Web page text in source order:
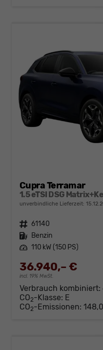
Cupra Terramar
unverbindliche Lieferzeit:
Fahrzeugnr. 61140
Kraftstoff Benzin
Leistung 110 kW (150 PS)
36.940,– €
incl. 19% MwSt.
Verbrauch kombiniert:
CO2-Klasse: E
CO2-Emissionen: